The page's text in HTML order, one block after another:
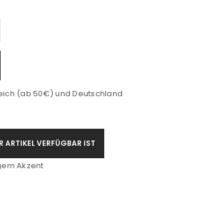
(ab 50€) und Deutschland
ARTIKEL VERFÜGBAR IST
Akzent